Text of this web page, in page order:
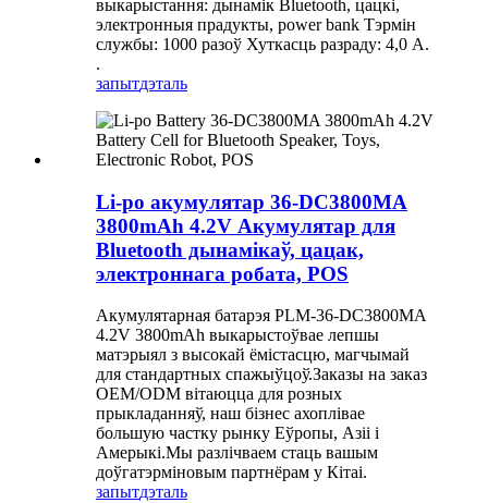
выкарыстання: дынамік Bluetooth, цацкі,
электронныя прадукты, power bank Тэрмін
службы: 1000 разоў Хуткасць разраду: 4,0 А.
.
запытдэталь
Li-po акумулятар 36-DC3800MA
3800mAh 4.2V Акумулятар для
Bluetooth дынамікаў, цацак,
электроннага робата, POS
Акумулятарная батарэя PLM-36-DC3800MA
4.2V 3800mAh выкарыстоўвае лепшы
матэрыял з высокай ёмістасцю, магчымай
для стандартных спажыўцоў.Заказы на заказ
OEM/ODM вітаюцца для розных
прыкладанняў, наш бізнес ахоплівае
большую частку рынку Еўропы, Азіі і
Амерыкі.Мы разлічваем стаць вашым
доўгатэрміновым партнёрам у Кітаі.
запытдэталь